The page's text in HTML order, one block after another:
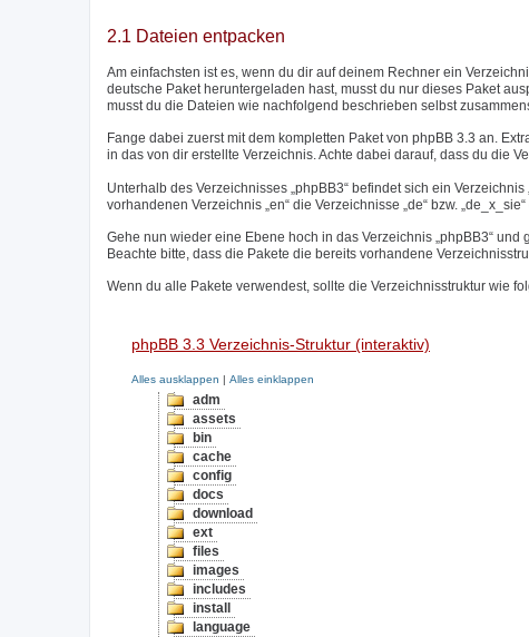
2.1 Dateien entpacken
Am einfachsten ist es, wenn du dir auf deinem Rechner ein
deutsche Paket heruntergeladen hast, musst du nur dieses Paket
musst du die Dateien wie nachfolgend beschrieben selbst
Fange dabei zuerst mit dem kompletten Paket von phpBB 3.3 an.
in das von dir erstellte Verzeichnis. Achte dabei darauf, dass du die
Unterhalb des Verzeichnisses „phpBB3“ befindet sich ein
vorhandenen Verzeichnis „en“ die Verzeichnisse „de“ bzw.
Gehe nun wieder eine Ebene hoch in das Verzeichnis „phpBB3“
Beachte bitte, dass die Pakete die bereits vorhandene
Wenn du alle Pakete verwendest, sollte die Verzeichnisstruktur wie
phpBB 3.3 Verzeichnis-Struktur (interaktiv)
Alles ausklappen Alles einklappen
adm
assets
bin
cache
config
docs
download
ext
files
images
includes
install
language